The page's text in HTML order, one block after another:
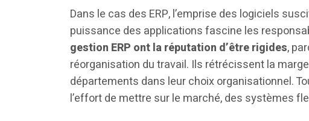
Dans le cas des ERP, l’emprise des logiciels
puissance des applications fascine les
gestion ERP ont la réputation d’être rigides,
réorganisation du travail. Ils rétrécissent la
départements dans leur choix organisationnel.
l’effort de mettre sur le marché, des systèmes